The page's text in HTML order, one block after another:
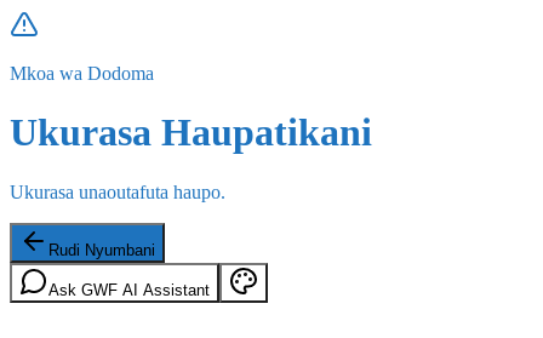
Mkoa wa Dodoma
Ukurasa Haupatikani
Ukurasa unaoutafuta haupo.
Rudi Nyumbani
Ask GWF AI Assistant